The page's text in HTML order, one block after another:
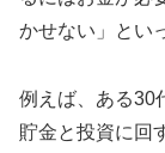
かせない」とい
例えば、ある30
貯金と投資に回